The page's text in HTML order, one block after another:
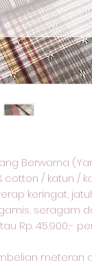
Berwarna
cotton / katun /
keringat,
seragam
Rp. 45.900,-
meteran